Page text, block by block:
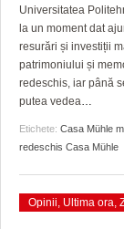
GRĂDINA
ZIARISTU’
CU
PE SURSE
CRONICĂ
UNDE
FILME
JOCURI
ACCIDENTE
ANUNŢURI
INFO SI
JUSTITIE
Universitatea
la un moment dat
resurări și investiții
patrimoniului și
redeschis, iar până
putea vedea…
Etichete: Casa Mühle
redeschis Casa Mühle
Opinii, Ultima ora,